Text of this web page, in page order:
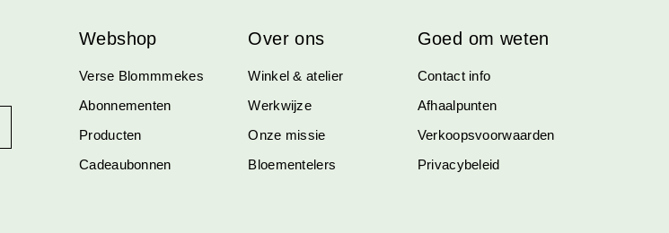
Webshop
Verse Blommmekes
Abonnementen
Producten
Cadeaubonnen
Over ons
Winkel & atelier
Werkwijze
Onze missie
Bloementelers
Goed om weten
Contact info
Afhaalpunten
Verkoopsvoorwaarden
Privacybeleid